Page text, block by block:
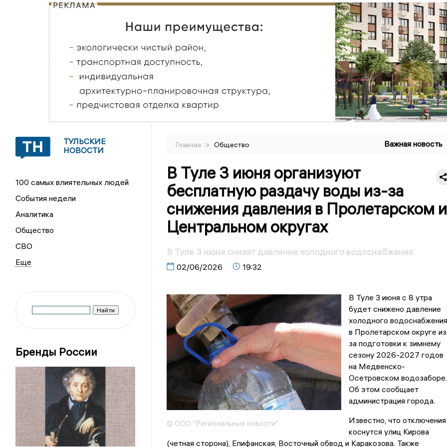
РЕКЛАМА
ТУЛЬСКИЕ
НОВОСТИ
100 самых влиятельных людей
События недели
Аналитика
Общество
СВО
Бренды России
Главная > Общество Важная новость
В Туле 3 июня организуют
бесплатную раздачу воды из-за
снижения давления в Пролетарском и
Центральном округах
В Туле 3 июня снизят давление холодного водоснабжения
02/06/2026 19:32
© ООО "Региональные новости"
В Туле 3 июня с 8 утра
будет снижено давление
холодного водоснабжения
в Пролетарском округе
за подготовки к зимнему
сезону 2026-2027 годов
на Медвенско-
Осетровском водозаборе.
Об этом сообщает
администрация города.
Известно, что отключения
коснутся улиц Кирова
(четная сторона), Епифанская, Восточный обвод и Каракозова. Также